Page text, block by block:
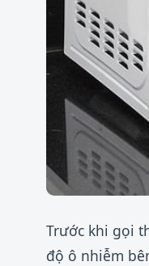
Trước khi gọi
độ ô nhiễm